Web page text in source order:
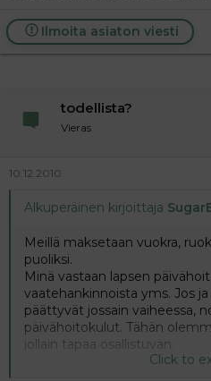
Ilmoita asiaton viesti
todellista?
Vieras
10.12.2010
Alkuperäinen kirjoittaja
Meillä maksetaan vuokra,
puoliksi.
Minä vastaan lapsen
vaatehankinnoista yms. Jos
päättyvät jossain vaiheessa,
päivähoitokulut. Tähän
jollain tapaa osallistuvan.
Click to